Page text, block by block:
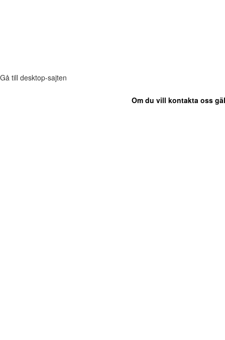
Gå till desktop-sajten
Om du vill kontakta oss